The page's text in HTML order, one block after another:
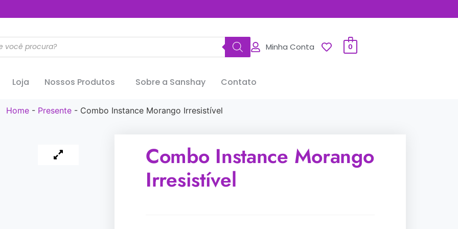
Minha Conta 0
Loja Nossos Produtos Sobre a Sanshay Contato
Home - Presente - Combo Instance Morango Irresistível
Combo Instance Morango
Irresistível